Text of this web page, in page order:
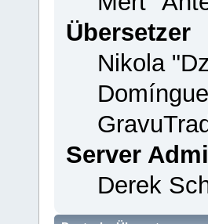
Übersetzer
Nikola
GravuTrad
Server
Derek